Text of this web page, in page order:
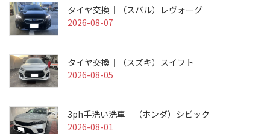
タイヤ交換｜（スバル）レヴォーグ
2026-08-07
タイヤ交換｜（スズキ）スイフト
2026-08-05
3ph手洗い洗車｜（ホンダ）シビック
2026-08-01